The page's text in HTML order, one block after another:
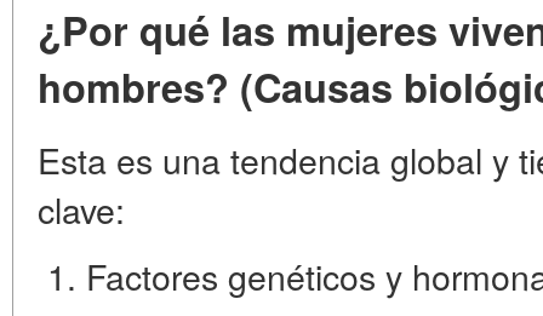
¿Por qué las mujeres
hombres? (Causas
Esta es una tendencia global y
clave:
Factores genéticos y